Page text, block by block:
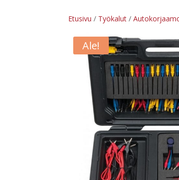
Etusivu / Työkalut /
Ale!